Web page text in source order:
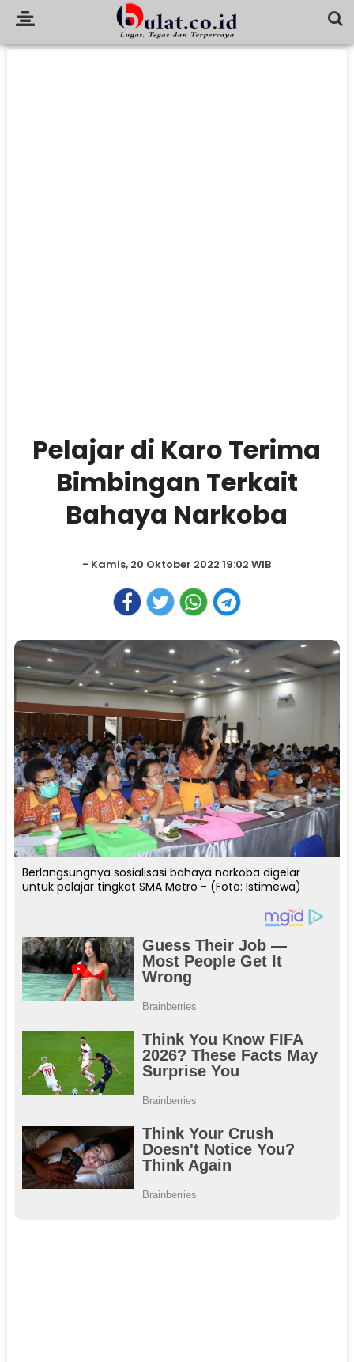
Pelajar di Karo Terima
Bimbingan Terkait
Bahaya Narkoba
- Kamis, 20 Oktober 2022 19:02 WIB
Berlangsungnya sosialisasi bahaya narkoba digelar
untuk pelajar tingkat SMA Metro - (Foto: Istimewa)